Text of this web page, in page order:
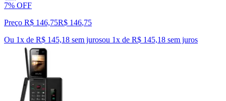
7% OFF
Preço R$ 146,75R$ 146,75
Ou 1x de R$ 145,18 sem jurosou 1x de R$ 145,18 sem juros